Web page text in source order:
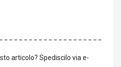
articolo? Spediscilo via e-